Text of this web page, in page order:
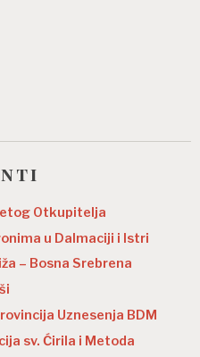
Otkupitelja
u Dalmaciji i Istri
– Bosna Srebrena
Uznesenja BDM
sv. Ćirila i Metoda